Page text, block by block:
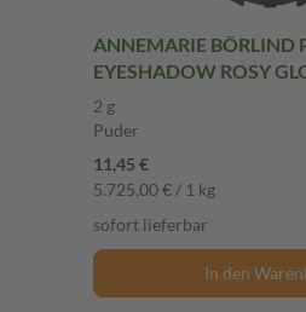
ANNEMARIE BÖRLIND
EYESHADOW ROSY
2 g
Puder
11,45 €
5.725,00 € / 1 kg
sofort lieferbar
In den